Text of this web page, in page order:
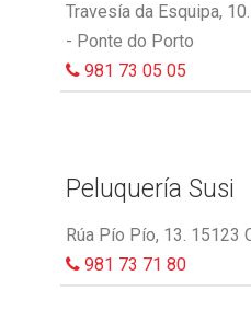
Travesía da Esquipa,
- Ponte do Porto
981 73 05 05
Peluquería Susi
Rúa Pío Pío, 13. 15123
981 73 71 80